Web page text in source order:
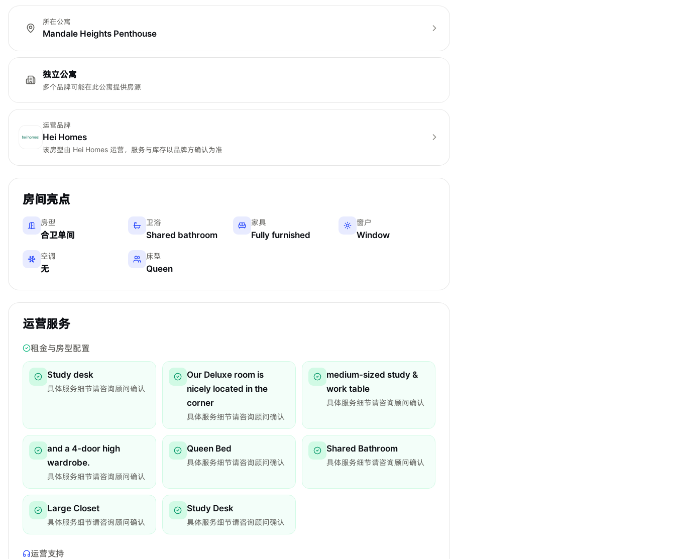
所在公寓
Mandale Heights Penthouse
独立公寓
多个品牌可能在此公寓提供房源
运营品牌
Hei Homes
该房型由 Hei Homes 运营，服务与库存以品牌方确认为准
房间亮点
房型
合卫单间
卫浴
Shared bathroom
家具
Fully furnished
窗户
Window
空调
无
床型
Queen
运营服务
租金与房型配置
Study desk
具体服务细节请咨询顾问确认
Our Deluxe room is
nicely located in the
corner
具体服务细节请咨询顾问确认
medium-sized study &
work table
具体服务细节请咨询顾问确认
and a 4-door high
wardrobe.
具体服务细节请咨询顾问确认
Queen Bed
具体服务细节请咨询顾问确认
Shared Bathroom
具体服务细节请咨询顾问确认
Large Closet
具体服务细节请咨询顾问确认
Study Desk
具体服务细节请咨询顾问确认
运营支持